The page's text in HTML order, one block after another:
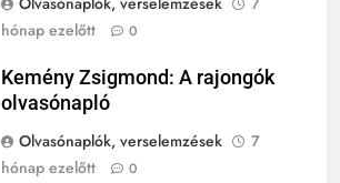
hónap ezelőtt
0
Kemény Zsigmond: A rajongók
olvasónapló
Olvasónaplók, verselemzések
7
hónap ezelőtt
0
TÖRTÉNELEM ÉRDEKESSÉGEK
Ki volt Zeusz?
TÖRTÉNELEM ÉRDEKESSÉGEK